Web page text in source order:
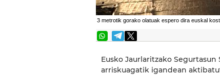
3 metrotik gorako olatuak espero dira euskal
Eusko Jaurlaritzako
arriskuagatik igandean